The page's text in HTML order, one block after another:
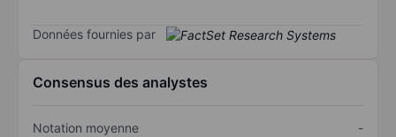
Données fournies par
Consensus des analystes
Notation moyenne -